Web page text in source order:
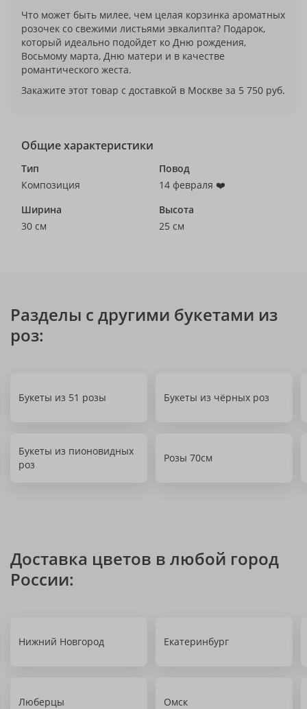
Что может быть милее, чем целая корзинка ароматных
розочек со свежими листьями эвкалипта? Подарок,
который идеально подойдет ко Дню рождения,
Восьмому марта, Дню матери и в качестве
романтического жеста.
Закажите этот товар с доставкой в Москве за 5 750 руб.
Общие характеристики
Тип
Композиция
Повод
14 февраля ❤️
Ширина
30 см
Высота
25 см
Разделы с другими букетами из
роз:
Букеты из 51 розы Букеты из чёрных роз
Букеты из пионовидных
роз
Розы 70см
Доставка цветов в любой город
России:
Нижний Новгород Екатеринбург
Люберцы Омск